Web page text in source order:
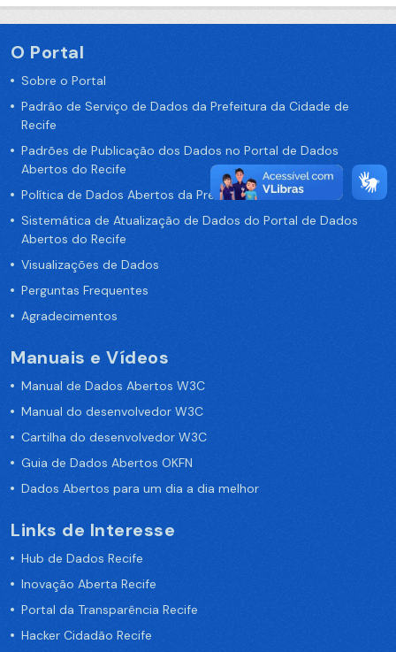
O Portal
Sobre o Portal
Padrão de Serviço de Dados da Prefeitura da Cidade de
Recife
Padrões de Publicação dos Dados no Portal de Dados
Abertos do Recife
Política de Dados Abertos da Prefeitura do Recife
Sistemática de Atualização de Dados do Portal de Dados
Abertos do Recife
Visualizações de Dados
Perguntas Frequentes
Agradecimentos
Manuais e Vídeos
Manual de Dados Abertos W3C
Manual do desenvolvedor W3C
Cartilha do desenvolvedor W3C
Guia de Dados Abertos OKFN
Dados Abertos para um dia a dia melhor
Links de Interesse
Hub de Dados Recife
Inovação Aberta Recife
Portal da Transparência Recife
Hacker Cidadão Recife